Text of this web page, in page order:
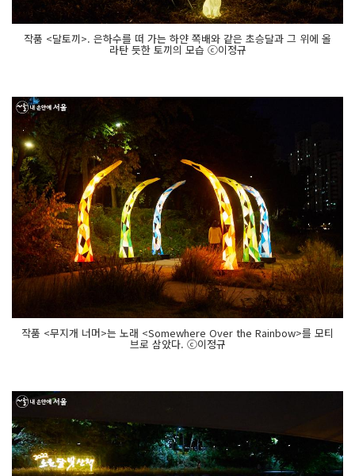
작품 <달토끼>. 은하수를 떠 가는 하얀 쪽배와 같은 초승달과 그 위에 올
라탄 듯한 토끼의 모습 ⓒ이정규
작품 <무지개 너머>는 노래 <Somewhere Over the Rainbow>를 모티
브로 삼았다. ⓒ이정규